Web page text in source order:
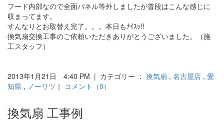
フード内部なので全面パネル等外しましたが普段はこんな感じに
収まってます。
すんなりとお取替え完了。。。本日もﾅｲｽｯ!!
換気扇交換工事のご依頼いただきありがとうございました。（施
工スタッフ）
2013年1月21日 4:40 PM | カテゴリー ： 換気扇 , 名古屋店 , 愛
知県 , ノーリツ ｜ コメント（0）
換気扇 工事例